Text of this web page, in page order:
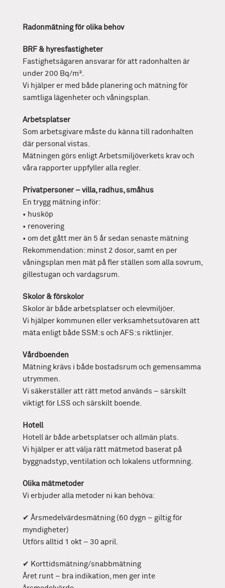
Radonmätning för olika behov
BRF & hyresfastigheter
Fastighetsägaren ansvarar för att radonhalten är
under 200 Bq/m³.
Vi hjälper er med både planering och mätning för
samtliga lägenheter och våningsplan.
Arbetsplatser
Som arbetsgivare måste du känna till radonhalten
där personal vistas.
Mätningen görs enligt Arbetsmiljöverkets krav och
våra rapporter uppfyller alla regler.
Privatpersoner – villa, radhus, småhus
En trygg mätning inför:
• husköp
• renovering
• om det gått mer än 5 år sedan senaste mätning
Rekommendation: minst 2 dosor, samt en per
våningsplan men mät på fler ställen som alla sovrum,
gillestugan och vardagsrum.
Skolor & förskolor
Skolor är både arbetsplatser och elevmiljöer.
Vi hjälper kommunen eller verksamhetsutövaren att
mäta enligt både SSM:s och AFS:s riktlinjer.
Vårdboenden
Mätning krävs i både bostadsrum och gemensamma
utrymmen.
Vi säkerställer att rätt metod används – särskilt
viktigt för LSS och särskilt boende.
Hotell
Hotell är både arbetsplatser och allmän plats.
Vi hjälper er att välja rätt mätmetod baserat på
byggnadstyp, ventilation och lokalens utformning.
Olika mätmetoder
Vi erbjuder alla metoder ni kan behöva:
✔ Årsmedelvärdesmätning (60 dygn – giltig för
myndigheter)
Utförs alltid 1 okt – 30 april.
✔ Korttidsmätning/snabbmätning
Året runt – bra indikation, men ger inte